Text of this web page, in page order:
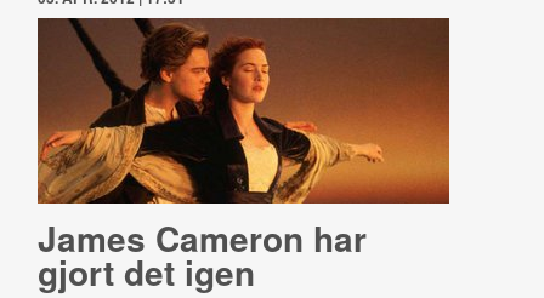
James Cameron har
gjort det igen